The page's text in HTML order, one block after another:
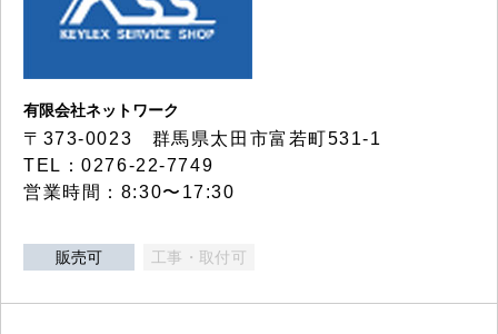
有限会社ネットワーク
〒373-0023 群馬県太田市富若町531-1
TEL：0276-22-7749
営業時間：8:30〜17:30
販売可 工事・取付可